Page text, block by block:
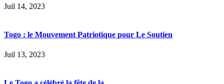
Juil 14, 2023
Togo : le Mouvement Patriotique pour Le Soutien
Juil 13, 2023